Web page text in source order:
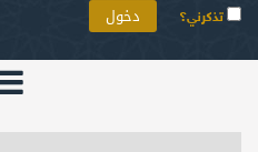
تذكرني؟